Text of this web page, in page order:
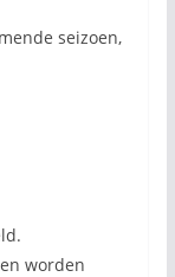
seizoen,
worden